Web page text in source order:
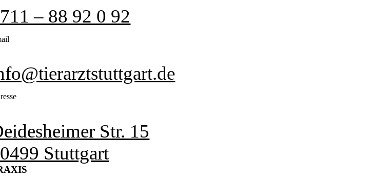
– 88 92 0 92
Str. 15
Stuttgart